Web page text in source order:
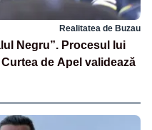
Realitatea de Buzau
Negru”. Procesul lui
de Apel validează